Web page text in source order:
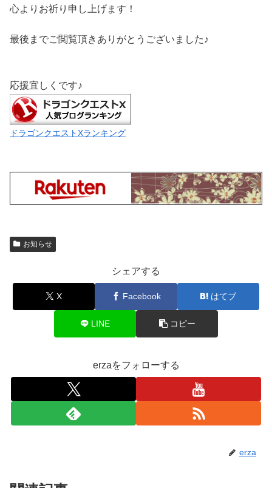
心よりお祈り申し上げます！
最後までご閲覧頂きありがとうございました♪
応援宜しくです♪
ドラゴンクエストXランキング
お知らせ
シェアする
X Facebook はてブ
LINE コピー
erzaをフォローする
erza